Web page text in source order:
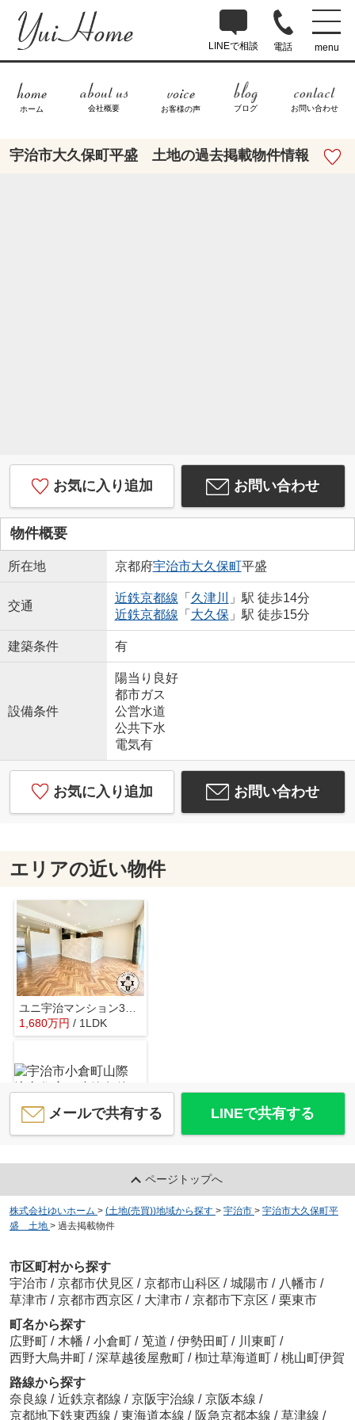
LINEで相談 電話 menu
ホーム 会社概要 お客様の声 ブログ お問い合わせ
宇治市大久保町平盛 土地の過去掲載物件情報
お気に入り追加 お問い合わせ
物件概要
所在地 京都府宇治市大久保町平盛
交通
近鉄京都線 「 久津川
」駅 徒歩14分
近鉄京都線 「 大久保 」駅 徒歩15分
建築条件 有
設備条件
陽当り良好
都市ガス
公営水道
公共下水
電気有
お気に入り追加 お問い合わせ
エリアの近い物件
1,680万円 / 1LDK
780万円 / 62.74㎡
宇治市木幡南山 中古戸建
980万 円 / 4K
メールで共有する LINEで共有する
ページトップへ
株式会社ゆいホーム > (土地(売買))地域から探す > 宇治市 > 宇治市大久保町平
盛 土地 > 過去掲載物件
市区町村から探す
宇治市 / 京都市伏見区 / 京都市山科区 / 城陽市 / 八幡市 /
草津市 / 京都市西京区 / 大津市 / 京都市下京区 / 栗東市
町名から探す
広野町 / 木幡 / 小倉町 / 莵道 / 伊勢田町 / 川東町 /
西野大鳥井町 / 深草越後屋敷町 / 椥辻草海道町 / 桃山町伊賀
路線から探す
奈良線 / 近鉄京都線 / 京阪宇治線 / 京阪本線 /
京都地下鉄東西線 / 東海道本線 / 阪急京都本線 / 草津線 /